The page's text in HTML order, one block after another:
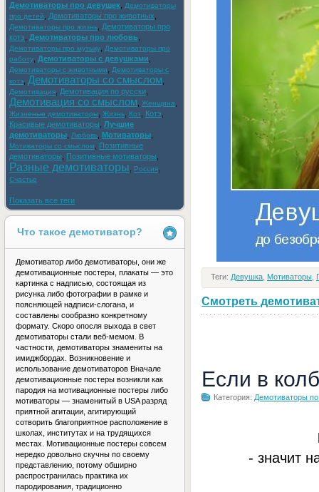
Теги: Девушка Мотиваторы
Смотреть
Если в
Категория: Демотиваторы
- значит
Демотиваторы про девушек
Демотиваторы
про детей
Демотиваторы про животных
Демотиваторы про жизнь
Демотиваторы про
котэ
Демотиваторы про любовь
Демотиваторы про музыку
Демотиваторы про
работу
Демотиваторы с девушками
Демотиваторы с животными
Демотиваторы с
котэ
Демотиваторы со смыслом
Демотивация Демотивация по русски
Демотивация со смыслом Женщина
Жизненые демотиваторы Жизнь Кот Котэ
Красивые демотиваторы Лучшие
демотиваторы
Любовь Мотиваторы
Мотиваторы со смыслом
Позитивные
демотиваторы
Позитивные мотиваторы
Разные демотиваторы Россия
Счастье
Показать все теги
Что такое демотиватор?
Демотиватор либо демотиваторы, они же
демотивационные постеры, плакаты — это
картинка с надписью, состоящая из
рисунка либо фотографии в рамке и
поясняющей надписи-слогана, и
составлены сообразно конкретному
формату. Скоро опосля выхода в свет
демотиваторы стали веб-мемом. В
частности, демотиваторы знамениты на
имиджбордах. Возникновение и
использование демотиваторов Вначале
демотивационные постеры возникли как
пародия на мотивационные постеры либо
мотиваторы — знаменитый в USA разряд
приятной агитации, агитирующий
сотворить благоприятное расположение в
школах, институтах и на трудящихся
местах. Мотивационные постеры совсем
нередко довольно скучны по своему
представлению, потому обширно
распространилась практика их
пародирования, традиционно